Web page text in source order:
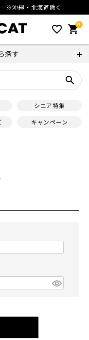
※沖縄・北海道除く
favorite_outline 0
shopping_cart
探す
search
シニア特集
キャンペーン